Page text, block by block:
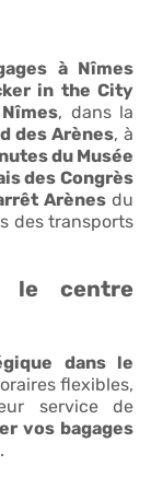
à Nîmes
in the City
, dans la
des Arènes, à
du Musée
des Congrès
Arènesdu
des transports
le centre
dans le
flexibles,
service de
vos bagages